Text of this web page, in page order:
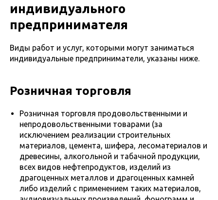
индивидуального
предпринимателя
Виды работ и услуг, которыми могут заниматься
индивидуальные предприниматели, указаны ниже.
Розничная торговля
Розничная торговля продовольственными и
непродовольственными товарами (за
исключением реализации строительных
материалов, цемента, шифера, лесоматериалов и
древесины, алкогольной и табачной продукции,
всех видов нефтепродуктов, изделий из
драгоценных металлов и драгоценных камней
либо изделий с применением таких материалов,